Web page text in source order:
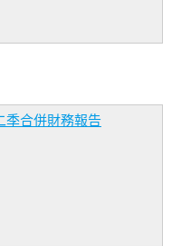
季合併財務報告